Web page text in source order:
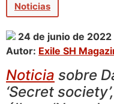
Noticias
24 de junio de 2022
Autor: Exile SH
Noticia sobre
‘Secret